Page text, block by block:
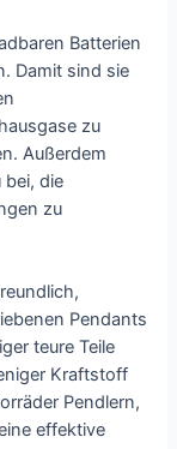
Batterien
Damit sind sie
zu
Außerdem
bei, die
zu
Pendants
teure Teile
Kraftstoff
Pendlern,
effektive